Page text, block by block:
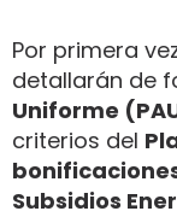
Por primera
detallarán de
Uniforme
criterios del
Subsidios